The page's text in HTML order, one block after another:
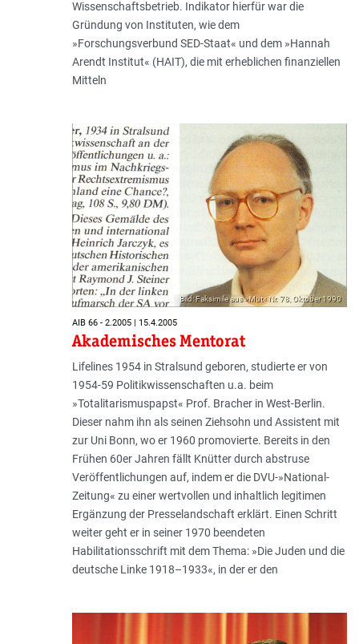
Wissenschaftsbetrieb. Indikator hierfür war die
Gründung von Instituten, wie dem
»Forschungsverbund SED-Staat« und dem »Hannah
Arendt Institut« (HAIT), die mit erheblichen finanziellen
Mitteln
Bild: Faksimile aus »Mut« Nr. 78, Oktober 1990
AIB 66 - 2.2005 | 15.4.2005
Akademisches Mentorat
Lifelines 1954 in Stralsund geboren, studierte er von
1954-59 Politikwissenschaften u.a. beim
»Totalitarismuspapst« Prof. Bracher in West-Berlin.
Dieser nahm ihn als seinen Ziehsohn und Assistent mit
zur Uni Bonn, wo er 1960 promovierte. Bereits in den
Frühen 60er Jahren fällt Knütter durch abstruse
Veröffentlichungen auf, indem er die DVU-»National-
Zeitung« zu einer wertvollen und inhaltlich legitimen
Ergänzung der Presselandschaft erklärt. Einen Schritt
weiter geht er in seiner 1970 beendeten
Habilitationsschrift mit dem Thema: »Die Juden und die
deutsche Linke 1918–1933«, in der er den